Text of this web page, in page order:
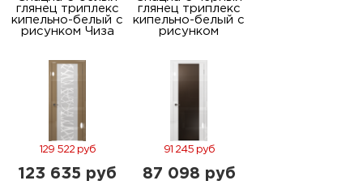
глянец триплекс
кипельно-белый с
рисунком Чиза
глянец триплекс
кипельно-белый с
рисунком
129 522 руб
123 635 руб
91 245 руб
87 098 руб